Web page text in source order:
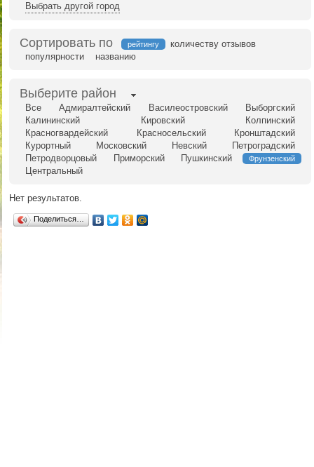
Выбрать другой город
Сортировать по рейтингу
количеству отзывов
популярности
названию
Выберите район
Все Адмиралтейский Василеостровский
Выборгский
Калининский
Кировский
Колпинский
Красногвардейский
Красносельский
Кронштадский
Курортный
Московский Невский
Петроградский
Петродворцовый
Приморский Пушкинский Фрунзенский
Центральный
Нет результатов.
Поделиться…